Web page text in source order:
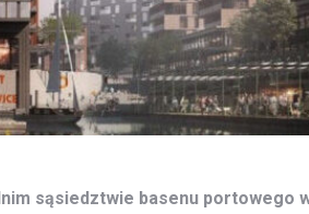
sąsiedztwie basenu portowego